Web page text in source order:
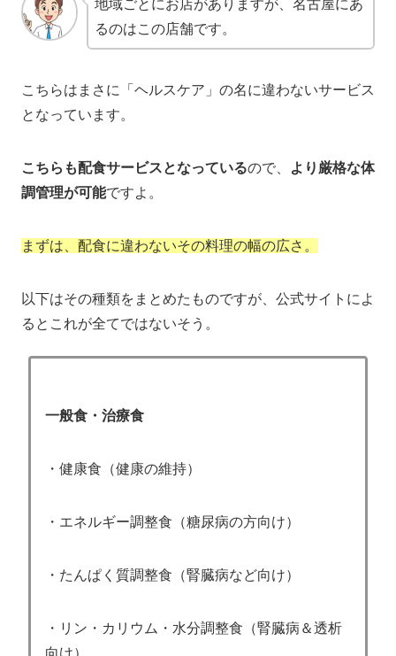
地域ごとにお店がありますが、名古屋にあ
るのはこの店舗です。
こちらはまさに「ヘルスケア」の名に違わないサービス
となっています。
こちらも配食サービスとなっているので、
より厳格な体
調管理が可能ですよ。
まずは、配食に違わないその料理の幅の広さ。
以下はその種類をまとめたものですが、公式サイトによ
るとこれが全てではないそう。
一般食・治療食
・健康食（健康の維持）
・エネルギー調整食（糖尿病の方向け）
・たんぱく質調整食（腎臓病など向け）
・リン・カリウム・水分調整食（腎臓病＆透析